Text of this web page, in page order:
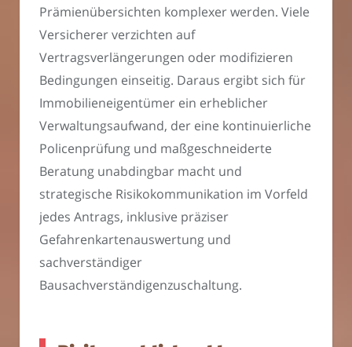
Prämienübersichten komplexer werden. Viele
Versicherer verzichten auf
Vertragsverlängerungen oder modifizieren
Bedingungen einseitig. Daraus ergibt sich für
Immobilieneigentümer ein erheblicher
Verwaltungsaufwand, der eine kontinuierliche
Policenprüfung und maßgeschneiderte
Beratung unabdingbar macht und
strategische Risikokommunikation im Vorfeld
jedes Antrags, inklusive präziser
Gefahrenkartenauswertung und
sachverständiger
Bausachverständigenzuschaltung.